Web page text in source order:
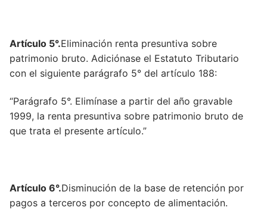
Artículo 20.
Artículo 21.
Artículo 23
Artículo 5°.Eliminación renta presuntiva sobre
patrimonio bruto. Adiciónase el Estatuto Tributario
con el siguiente parágrafo 5° del artículo 188:
“Parágrafo 5°. Elimínase a partir del año gravable
1999, la renta presuntiva sobre patrimonio bruto de
que trata el presente artículo.”
Artículo 6°.Disminución de la base de retención por
pagos a terceros por concepto de alimentación.